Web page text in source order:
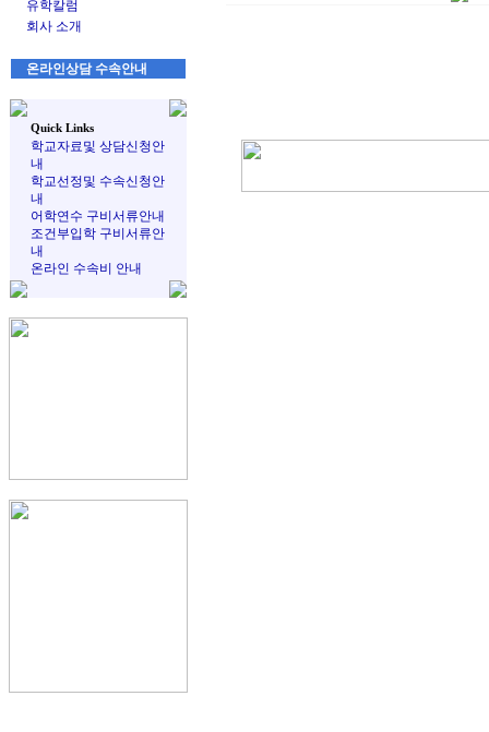
유학칼럼
회사 소개
온라인상담 수속안내
Quick Links
학교자료및 상담신청안
내
학교선정및 수속신청안
내
어학연수 구비서류안내
조건부입학 구비서류안
내
온라인 수속비 안내